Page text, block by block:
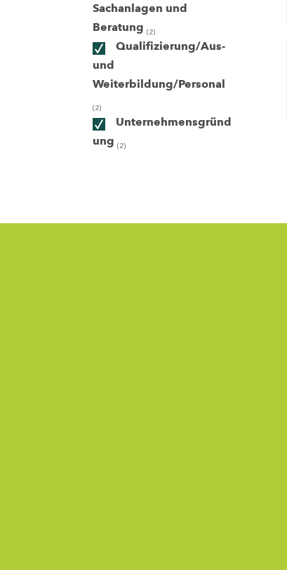
Sachanlagen und
Beratung (2)
Qualifizierung/Aus-
und
Weiterbildung/Personal
(2)
Unternehmensgründ
ung (2)